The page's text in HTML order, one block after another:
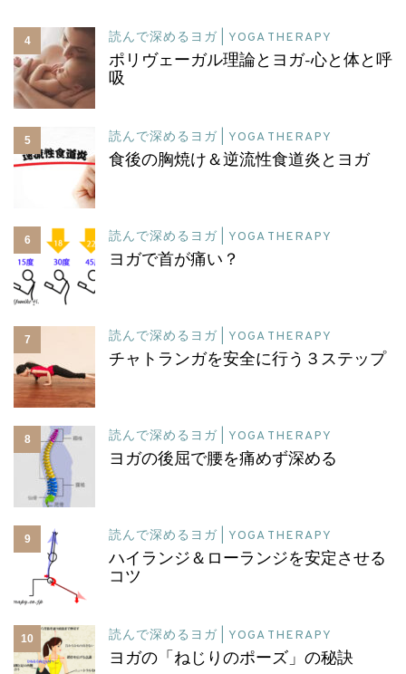
4 読んで深めるヨガ | YOGA THERAPY
ポリヴェーガル理論とヨガ-心と体と呼
吸
5 読んで深めるヨガ | YOGA THERAPY
食後の胸焼け＆逆流性食道炎とヨガ
6 読んで深めるヨガ | YOGA THERAPY
ヨガで首が痛い？
7 読んで深めるヨガ | YOGA THERAPY
チャトランガを安全に行う３ステップ
8 読んで深めるヨガ | YOGA THERAPY
ヨガの後屈で腰を痛めず深める
9 読んで深めるヨガ | YOGA THERAPY
ハイランジ＆ローランジを安定させる
コツ
10 読んで深めるヨガ | YOGA THERAPY
ヨガの「ねじりのポーズ」の秘訣